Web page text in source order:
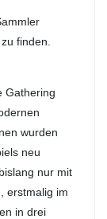
finden.
Gathering
wurden
neu
nur mit
erstmalig im
in drei